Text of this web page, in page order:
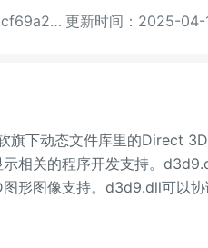
文件MD5：f6d9a5322cf69a25526846a2d067cf59 更新时间：2025-04-
下动态文件库里的Direct 3D
相关的程序开发支持。
形图像支持。d3d9.dll可以